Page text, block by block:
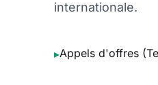
internationale.
▸Appels d'offres